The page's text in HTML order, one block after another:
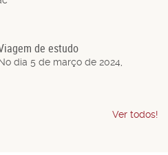
de estudo
dia 5 de março de 2024,
Ver todos!